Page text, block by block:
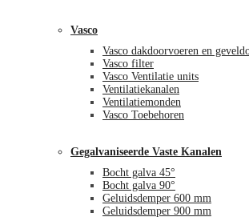
Vasco
Vasco dakdoorvoeren en
Vasco filter
Vasco Ventilatie units
Ventilatiekanalen
Ventilatiemonden
Vasco Toebehoren
Gegalvaniseerde Vaste Kanalen
Bocht galva 45°
Bocht galva 90°
Geluidsdemper 600 mm
Geluidsdemper 900 mm